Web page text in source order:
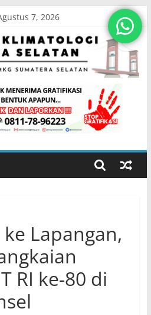
7, 2026
Lapangan,
RI ke-80 di